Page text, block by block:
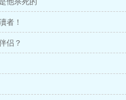
者！
侣？